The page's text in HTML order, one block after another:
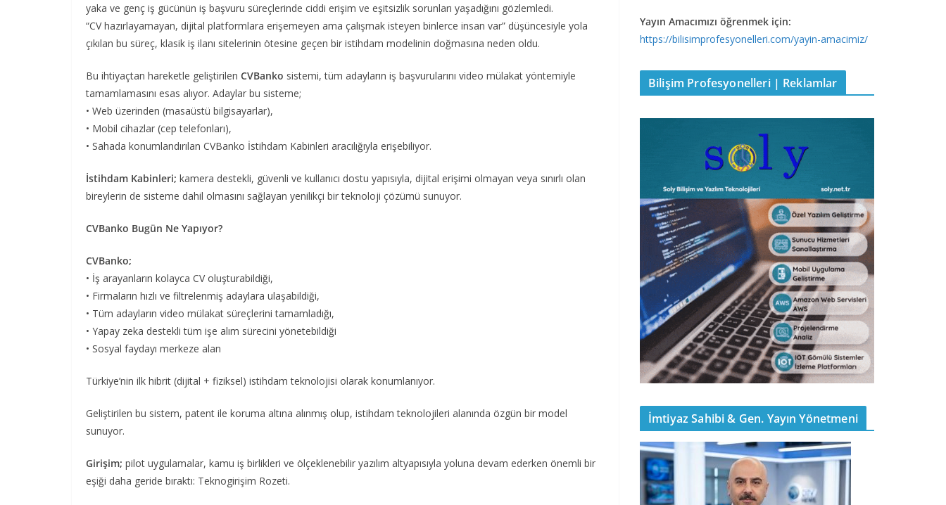
yaka ve genç iş gücünün iş başvuru süreçlerinde ciddi erişim ve eşitsizlik sorunları yaşadığını gözlemledi.
“CV hazırlayamayan, dijital platformlara erişemeyen ama çalışmak isteyen binlerce insan var” düşüncesiyle yola
çıkılan bu süreç, klasik iş ilanı sitelerinin ötesine geçen bir istihdam modelinin doğmasına neden oldu.
Bu ihtiyaçtan hareketle geliştirilen CVBanko sistemi, tüm adayların iş başvurularını video mülakat yöntemiyle
tamamlamasını esas alıyor. Adaylar bu sisteme;
• Web üzerinden (masaüstü bilgisayarlar),
• Mobil cihazlar (cep telefonları),
• Sahada konumlandırılan CVBanko İstihdam Kabinleri aracılığıyla erişebiliyor.
İstihdam Kabinleri; kamera destekli, güvenli ve kullanıcı dostu yapısıyla, dijital erişimi olmayan veya sınırlı olan
bireylerin de sisteme dahil olmasını sağlayan yenilikçi bir teknoloji çözümü sunuyor.
CVBanko Bugün Ne Yapıyor?
CVBanko;
• İş arayanların kolayca CV oluşturabildiği,
• Firmaların hızlı ve filtrelenmiş adaylara ulaşabildiği,
• Tüm adayların video mülakat süreçlerini tamamladığı,
• Yapay zeka destekli tüm işe alım sürecini yönetebildiği
• Sosyal faydayı merkeze alan
Türkiye’nin ilk hibrit (dijital + fiziksel) istihdam teknolojisi olarak konumlanıyor.
Geliştirilen bu sistem, patent ile koruma altına alınmış olup, istihdam teknolojileri alanında özgün bir model
sunuyor.
Girişim; pilot uygulamalar, kamu iş birlikleri ve ölçeklenebilir yazılım altyapısıyla yoluna devam ederken önemli bir
eşiği daha geride bıraktı: Teknogirişim Rozeti.
Yayın Amacımızı öğrenmek için:
https://bilisimprofesyonelleri.com/yayin-amacimiz/
Bilişim Profesyonelleri | Reklamlar
İmtiyaz Sahibi & Gen. Yayın Yönetmeni